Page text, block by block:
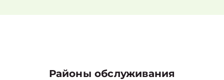
Районы обслуживания